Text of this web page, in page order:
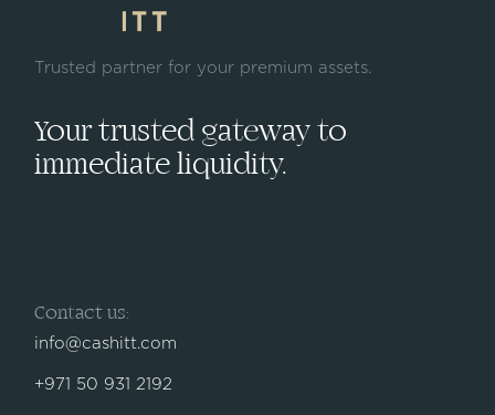
Trusted partner for your premium assets.
Your trusted gateway to
immediate liquidity.
Contact us:
info@cashitt.com
+971 50 931 2192